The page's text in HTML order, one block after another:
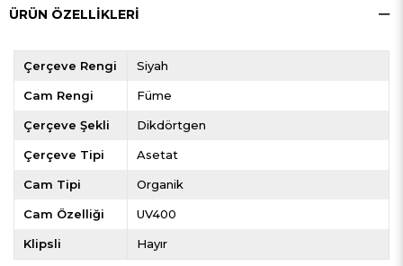
ÜRÜN ÖZELLIKLERI
Çerçeve Rengi Siyah
Cam Rengi Füme
Çerçeve Şekli Dikdörtgen
Çerçeve Tipi Asetat
Cam Tipi Organik
Cam Özelliği UV400
Klipsli Hayır